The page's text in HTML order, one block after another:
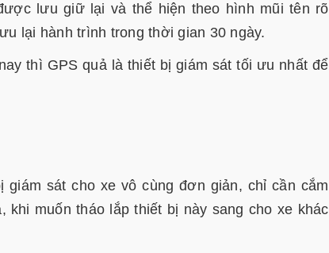
lưu giữ lại và thể hiện theo hình mũi tên rõ
lại hành trình trong thời gian 30 ngày.
thì GPS quả là thiết bị giám sát tối ưu nhất để
sát cho xe vô cùng đơn giản, chỉ cần cắm
khi muốn tháo lắp thiết bị này sang cho xe khác